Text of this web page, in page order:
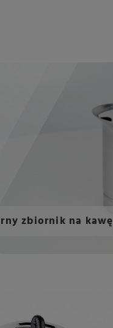
zbiornik na kawę